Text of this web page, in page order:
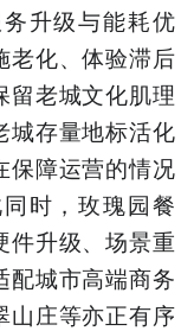
升级与能耗优
老化、体验滞后
留老城文化肌理
城存量地标活化
保障运营的情况
时，玫瑰园餐
件升级、场景重
配城市高端商务
山庄等亦正有序